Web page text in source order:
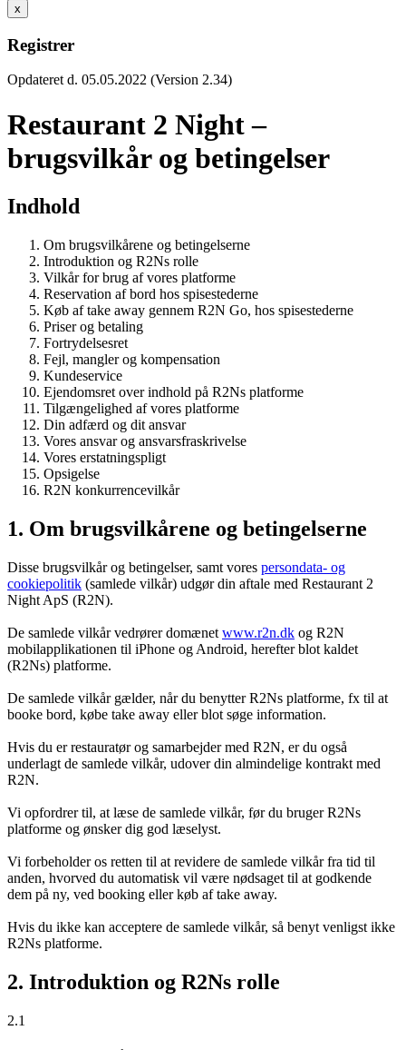
x
Registrer
Opdateret d. 05.05.2022 (Version 2.34)
Restaurant 2 Night –
brugsvilkår og betingelser
Indhold
Om brugsvilkårene og betingelserne
Introduktion og R2Ns rolle
Vilkår for brug af vores platforme
Reservation af bord hos spisestederne
Køb af take away gennem R2N Go, hos spisestederne
Priser og betaling
Fortrydelsesret
Fejl, mangler og kompensation
Kundeservice
Ejendomsret over indhold på R2Ns platforme
Tilgængelighed af vores platforme
Din adfærd og dit ansvar
Vores ansvar og ansvarsfraskrivelse
Vores erstatningspligt
Opsigelse
R2N konkurrencevilkår
1. Om brugsvilkårene og betingelserne
Disse brugsvilkår og betingelser, samt vores persondata- og
cookiepolitik (samlede vilkår) udgør din aftale med Restaurant 2
Night ApS (R2N).
De samlede vilkår vedrører domænet www.r2n.dk og R2N
mobilapplikationen til iPhone og Android, herefter blot kaldet
(R2Ns) platforme.
De samlede vilkår gælder, når du benytter R2Ns platforme, fx til at
booke bord, købe take away eller blot søge information.
Hvis du er restauratør og samarbejder med R2N, er du også
underlagt de samlede vilkår, udover din almindelige kontrakt med
R2N.
Vi opfordrer til, at læse de samlede vilkår, før du bruger R2Ns
platforme og ønsker dig god læselyst.
Vi forbeholder os retten til at revidere de samlede vilkår fra tid til
anden, hvorved du automatisk vil være nødsaget til at godkende
dem på ny, ved booking eller køb af take away.
Hvis du ikke kan acceptere de samlede vilkår, så benyt venligst ikke
R2Ns platforme.
2. Introduktion og R2Ns rolle
2.1